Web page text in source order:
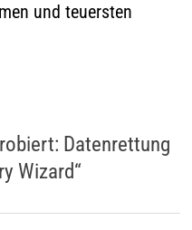
und teuersten
Datenrettung
Wizard“